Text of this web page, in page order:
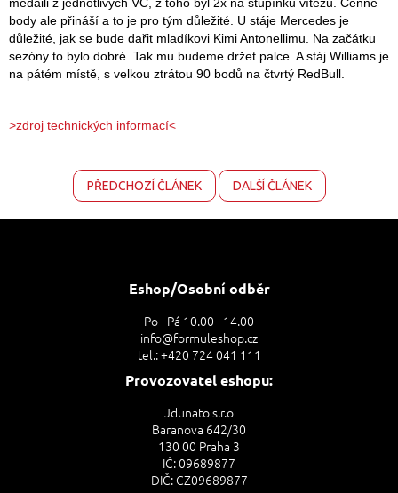
body ale přináší a to je pro tým důležité. U stáje Mercedes je
důležité, jak se bude dařit mladíkovi Kimi Antonellimu. Na začátku
sezóny to bylo dobré. Tak mu budeme držet palce. A stáj Williams je
na pátém místě, s velkou ztrátou 90 bodů na čtvrtý RedBull.
>zdroj technických informací<
PŘEDCHOZÍ ČLÁNEK DALŠÍ ČLÁNEK
Eshop/Osobní odběr
Po - Pá 10.00 - 14.00
info@formuleshop.cz
tel.: +420 724 041 111
Provozovatel eshopu:
Jdunato s.r.o
Baranova 642/30
130 00 Praha 3
IČ: 09689877
DIČ: CZ09689877